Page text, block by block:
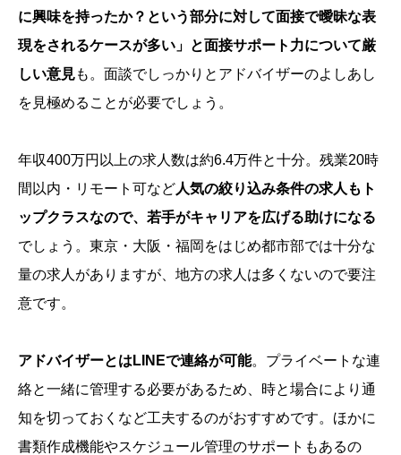
に興味を持ったか？という部分に対して面接で曖昧な表
現をされるケースが多い」と面接サポート力について厳
しい意見も。面談でしっかりとアドバイザーのよしあし
を見極めることが必要でしょう。
年収400万円以上の求人数は約6.4万件と十分。残業20時
間以内・リモート可など人気の絞り込み条件の求人もト
ップクラスなので、若手がキャリアを広げる助けになる
でしょう。東京・大阪・福岡をはじめ都市部では十分な
量の求人がありますが、地方の求人は多くないので要注
意です。
アドバイザーとはLINEで連絡が可能。プライベートな連
絡と一緒に管理する必要があるため、時と場合により通
知を切っておくなど工夫するのがおすすめです。ほかに
書類作成機能やスケジュール管理のサポートもあるの